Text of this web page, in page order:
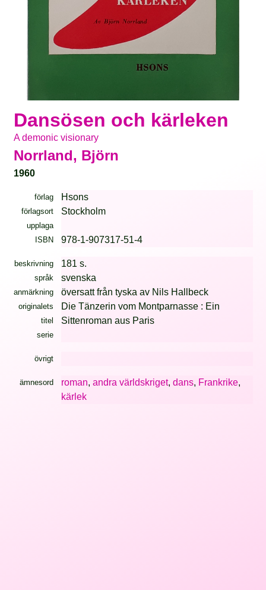
Dansösen och kärleken
A demonic visionary
Norrland, Björn
1960
förlag Hsons
förlagsort Stockholm
upplaga
ISBN
978-1-907317-51-4
beskrivning 181 s.
språk svenska
anmärkning översatt från tyska av Nils Hallbeck
originalets
titel
Die Tänzerin vom Montparnasse : Ein
Sittenroman aus Paris
serie
övrigt
ämnesord roman, andra världskriget, dans, Frankrike,
kärlek